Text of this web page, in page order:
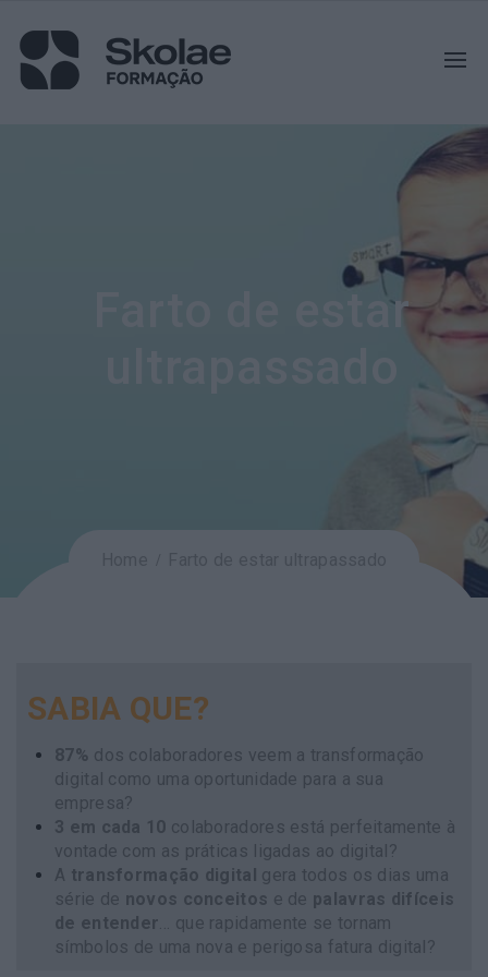
Farto de estar
SABIA QUE?
87% dos colaboradores veem a transformação
digital como uma oportunidade para a sua
empresa?
3 em cada 10 colaboradores está perfeitamente à
vontade com as práticas ligadas ao digital?
A transformação digital gera todos os dias uma
série de novos conceitos e de palavras difíceis
de entender… que rapidamente se tornam
símbolos de uma nova e perigosa fatura digital?